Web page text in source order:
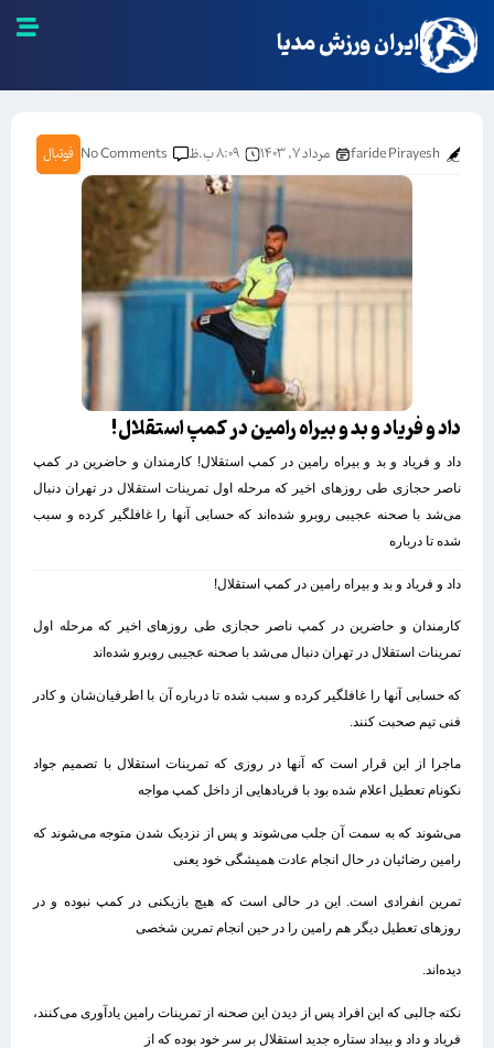
ایران ورزش مدیا
faride Pirayesh مرداد ۷, ۱۴۰۳ ۸:۰۹ ب.ظ No Comments فوتبال
داد و فریاد و بد و بیراه رامین در کمپ استقلال!
داد و فریاد و بد و بیراه رامین در کمپ استقلال! کارمندان و حاضرین در کمپ
ناصر حجازی طی روزهای اخیر که مرحله اول تمرینات استقلال در تهران دنبال
می‌شد با صحنه عجیبی روبرو شده‌اند که حسابی آنها را غافلگیر کرده و سبب
شده تا درباره
داد و فریاد و بد و بیراه رامین در کمپ استقلال!
کارمندان و حاضرین در کمپ ناصر حجازی طی روزهای اخیر که مرحله اول
تمرینات استقلال در تهران دنبال می‌شد با صحنه عجیبی روبرو شده‌اند
که حسابی آنها را غافلگیر کرده و سبب شده تا درباره آن با اطرفیان‌شان و کادر
فنی تیم صحبت کنند.
ماجرا از این قرار است که آنها در روزی که تمرینات استقلال با تصمیم جواد
نکونام تعطیل اعلام شده بود با فریادهایی از داخل کمپ مواجه
می‌شوند که به سمت آن جلب می‌شوند و پس از نزدیک شدن متوجه می‌شوند که
رامین رضائیان در حال انجام عادت همیشگی خود یعنی
تمرین انفرادی است. این در حالی است که هیچ بازیکنی در کمپ نبوده و در
روزهای تعطیل دیگر هم رامین را در حین انجام تمرین شخصی
دیده‌اند.
نکته جالبی که این افراد پس از دیدن این صحنه از تمرینات رامین یادآوری می‌کنند،
فریاد و داد و بیداد ستاره جدید استقلال بر سر خود بوده که از